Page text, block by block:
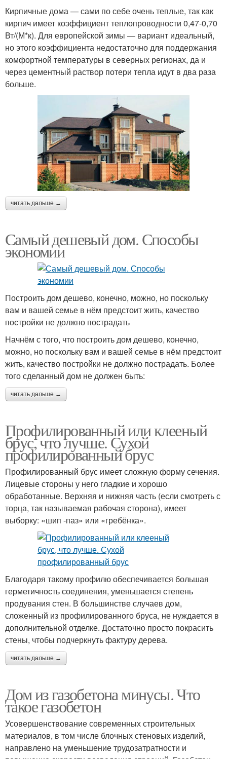
Кирпичные дома — сами по себе очень теплые, так как
кирпич имеет коэффициент теплопроводности 0,47-0,70
Вт/(М*к). Для европейской зимы — вариант идеальный,
но этого коэффициента недостаточно для поддержания
комфортной температуры в северных регионах, да и
через цементный раствор потери тепла идут в два раза
больше.
читать дальше →
Самый дешевый дом. Способы
экономии
Построить дом дешево, конечно, можно, но поскольку
вам и вашей семье в нём предстоит жить, качество
постройки не должно пострадать
Начнём с того, что построить дом дешево, конечно,
можно, но поскольку вам и вашей семье в нём предстоит
жить, качество постройки не должно пострадать. Более
того сделанный дом не должен быть:
читать дальше →
Профилированный или клееный
брус, что лучше. Сухой
профилированный брус
Профилированный брус имеет сложную форму сечения.
Лицевые стороны у него гладкие и хорошо
обработанные. Верхняя и нижняя часть (если смотреть с
торца, так называемая рабочая сторона), имеет
выборку: «шип -паз» или «гребёнка».
Благодаря такому профилю обеспечивается большая
герметичность соединения, уменьшается степень
продувания стен. В большинстве случаев дом,
сложенный из профилированного бруса, не нуждается в
дополнительной отделке. Достаточно просто покрасить
стены, чтобы подчеркнуть фактуру дерева.
читать дальше →
Дом из газобетона минусы. Что
такое газобетон
Усовершенствование современных строительных
материалов, в том числе блочных стеновых изделий,
направлено на уменьшение трудозатратности и